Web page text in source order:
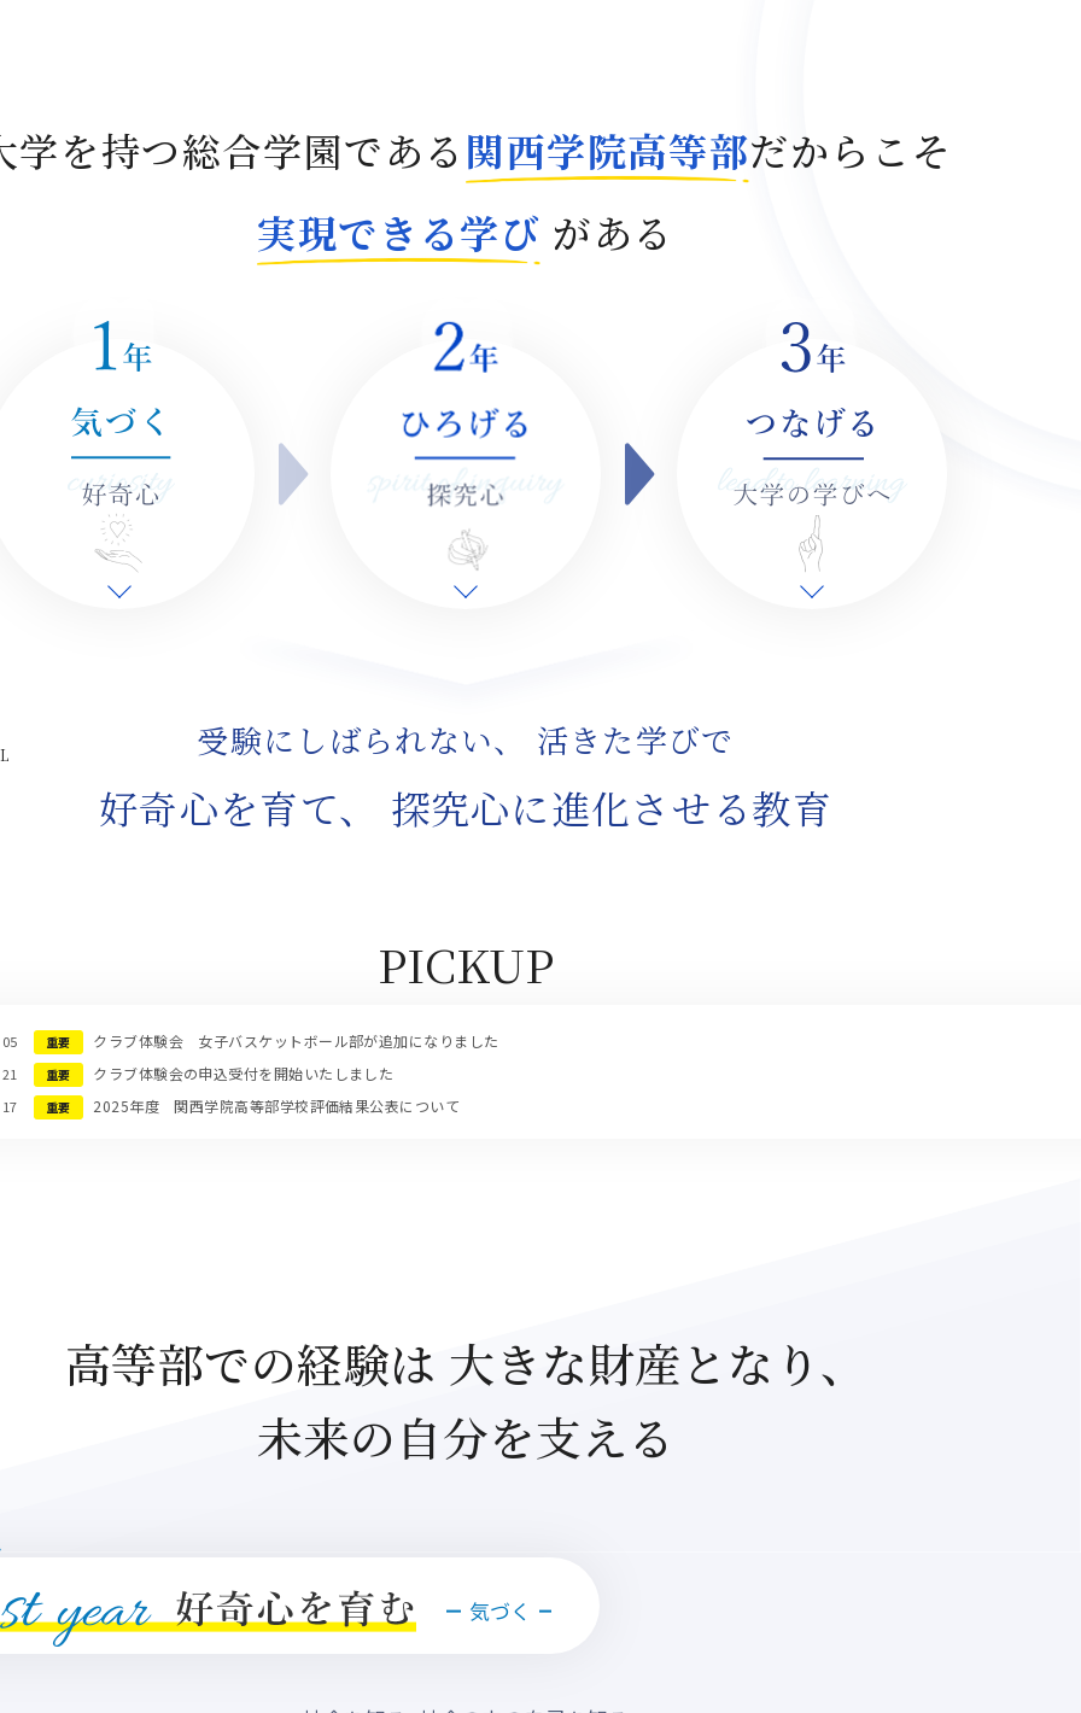
学を持つ総合学園である 関西学院高等部だからこそ
実現できる学び がある
受験にしばられない、 活きた学びで
好奇心を育て、 探究心に進化させる教育
PICKUP
重要 クラブ体験会 女子バスケットボール部が追加になりました
重要 クラブ体験会の申込受付を開始いたしました
重要 2025年度 関西学院高等部学校評価結果公表について
高等部での経験は 大きな財産となり、
未来の自分を支える